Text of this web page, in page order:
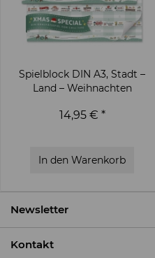
Spielblock DIN A3, Stadt –
Land – Weihnachten
14,95 € *
In den Warenkorb
Newsletter
Kontakt